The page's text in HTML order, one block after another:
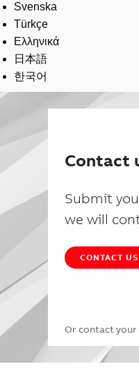
Svenska
Türkçe
Ελληνικά
日本語
한국어
Contact
Submit
we will
CONTACT US
Or contact your